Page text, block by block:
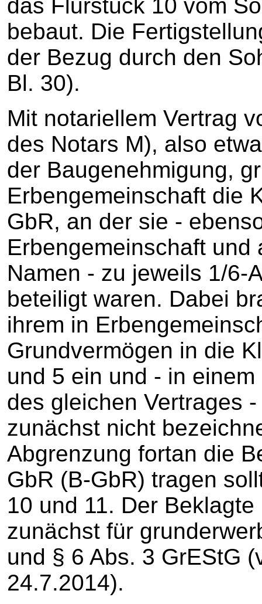
das Flurstück 10 vom
bebaut. Die
der Bezug durch den
Bl. 30).
Mit notariellem Vertrag
des Notars M), also
der Baugenehmigung,
Erbengemeinschaft die
GbR, an der sie -
Erbengemeinschaft
Namen - zu jeweils 1/6-
beteiligt waren. Dabei
ihrem in
Grundvermögen in die
und 5 ein und - in
des gleichen Vertrages
zunächst nicht
Abgrenzung fortan die
GbR (B-GbR) tragen
10 und 11. Der
zunächst für
und § 6 Abs. 3 GrEStG
24.7.2014).